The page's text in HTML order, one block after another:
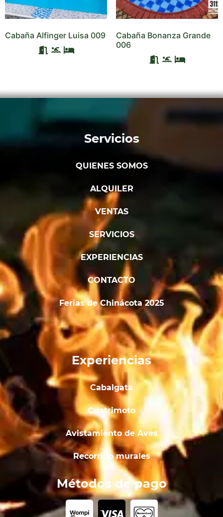
Cabaña Alfinger Luisa 009
Cabaña Bonanza Grande
006
Servicios
QUIENES SOMOS
ALQUILER
VENTAS
SERVICIOS
EXPERIENCIAS
CONTACTO
Ferias de Chinácota 2025
Experiencias
Cabalgata
Cuatrimoto
Avistamiento de Aves
Recorrido murales
Métodos de pago